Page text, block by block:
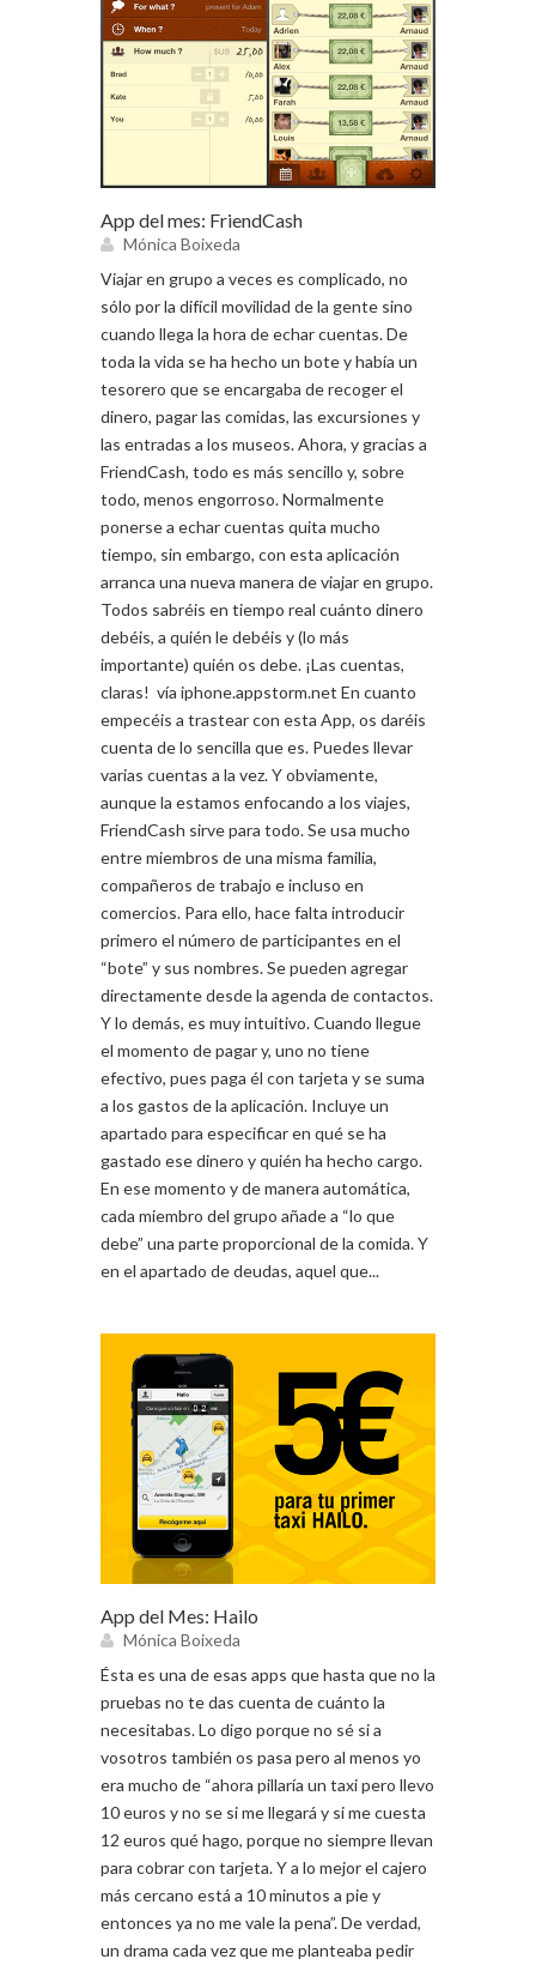
App del mes: FriendCash
Mónica Boixeda
Viajar en grupo a veces es complicado, no
sólo por la difícil movilidad de la gente sino
cuando llega la hora de echar cuentas. De
toda la vida se ha hecho un bote y había un
tesorero que se encargaba de recoger el
dinero, pagar las comidas, las excursiones y
las entradas a los museos. Ahora, y gracias a
FriendCash, todo es más sencillo y, sobre
todo, menos engorroso. Normalmente
ponerse a echar cuentas quita mucho
tiempo, sin embargo, con esta aplicación
arranca una nueva manera de viajar en grupo.
Todos sabréis en tiempo real cuánto dinero
debéis, a quién le debéis y (lo más
importante) quién os debe. ¡Las cuentas,
claras! vía iphone.appstorm.net En cuanto
empecéis a trastear con esta App, os daréis
cuenta de lo sencilla que es. Puedes llevar
varias cuentas a la vez. Y obviamente,
aunque la estamos enfocando a los viajes,
FriendCash sirve para todo. Se usa mucho
entre miembros de una misma familia,
compañeros de trabajo e incluso en
comercios. Para ello, hace falta introducir
primero el número de participantes en el
“bote” y sus nombres. Se pueden agregar
directamente desde la agenda de contactos.
Y lo demás, es muy intuitivo. Cuando llegue
el momento de pagar y, uno no tiene
efectivo, pues paga él con tarjeta y se suma
a los gastos de la aplicación. Incluye un
apartado para especificar en qué se ha
gastado ese dinero y quién ha hecho cargo.
En ese momento y de manera automática,
cada miembro del grupo añade a “lo que
debe” una parte proporcional de la comida. Y
en el apartado de deudas, aquel que...
App del Mes: Hailo
Mónica Boixeda
Ésta es una de esas apps que hasta que no la
pruebas no te das cuenta de cuánto la
necesitabas. Lo digo porque no sé si a
vosotros también os pasa pero al menos yo
era mucho de “ahora pillaría un taxi pero llevo
10 euros y no se si me llegará y si me cuesta
12 euros qué hago, porque no siempre llevan
para cobrar con tarjeta. Y a lo mejor el cajero
más cercano está a 10 minutos a pie y
entonces ya no me vale la pena”. De verdad,
un drama cada vez que me planteaba pedir